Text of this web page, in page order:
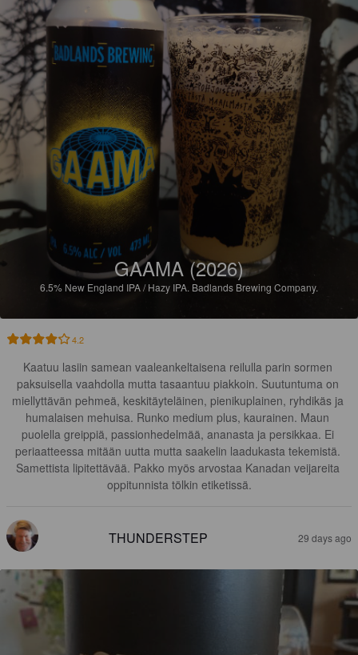
GAAMA (2026)
6.5% New England IPA / Hazy IPA. Badlands Brewing Company.
4.2
Kaatuu lasiin samean vaaleankeltaisena reilulla parin sormen
paksuisella vaahdolla mutta tasaantuu piakkoin. Suutuntuma on
miellyttävän pehmeä, keskitäyteläinen, pienikuplainen, ryhdikäs ja
humalaisen mehuisa. Runko medium plus, kaurainen. Maun
puolella greippiä, passionhedelmää, ananasta ja persikkaa. Ei
periaatteessa mitään uutta mutta saakelin laadukasta tekemistä.
Samettista lipitettävää. Pakko myös arvostaa Kanadan veijareita
oppitunnista tölkin etiketissä.
THUNDERSTEP 29 days ago